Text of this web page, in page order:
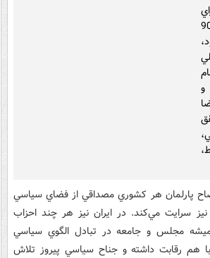
جزم کردند اما در دقيقه 90
و
پارلمان هر کشوري مصداقي از فضاي سياسي
سرايت مي‌کند. در ايران نيز هر چند احزاب
مجلس و جامعه در تبادل الگوي سياسي
رقابت داشته و جناح سياسي پيروز تلاش